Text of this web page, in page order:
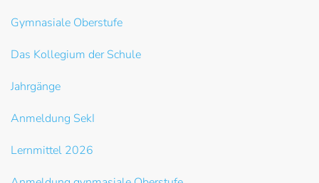
Gymnasiale Oberstufe
Das Kollegium der Schule
Jahrgänge
Anmeldung SekI
Lernmittel 2026